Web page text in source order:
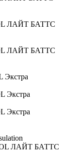
ЛАЙТ БАТТС
ЛАЙТ БАТТС
Экстра
Экстра
Экстра
ЛАЙТ БАТТС